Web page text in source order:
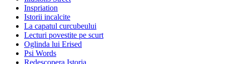
Inspriation
Istorii incalcite
La capatul curcubeului
Lecturi povestite pe scurt
Oglinda lui Erised
Psi Words